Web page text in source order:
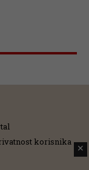
korisnika
✕